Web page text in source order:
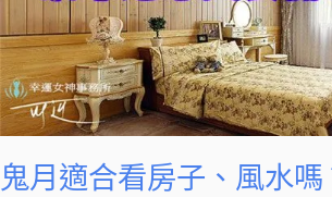
鬼月適合看房子、風水
房
子、
風
禁